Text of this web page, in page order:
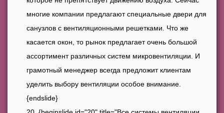
многие компании предлагают специальные двери для
санузлов с вентиляционными решетками. Что же
касается окон, то рынок предлагает очень большой
ассортимент различных систем микровентиляции. И
грамотный менеджер всегда предложит клиентам
уделить выбору вентиляции особое внимание.
{endslide}